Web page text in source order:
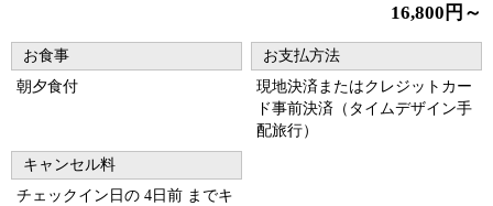
16,800円～
お食事
朝夕食付
お支払方法
現地決済またはクレジットカー
ド事前決済（タイムデザイン手
配旅行）
キャンセル料
チェックイン日の 4日前 までキ